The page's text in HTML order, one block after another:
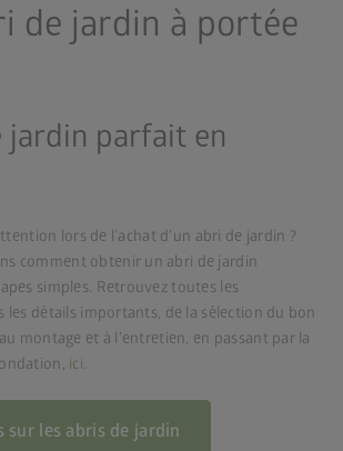
de jardin à portée
jardin parfait en
lors de l’achat d’un abri de jardin ?
comment obtenir un abri de jardin
simples. Retrouvez toutes les
détails importants, de la sélection du bon
montage et à l’entretien, en passant par la
ici.
sur les abris de jardin